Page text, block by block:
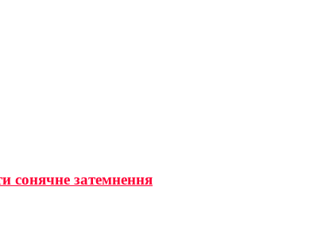
сонячне затемнення